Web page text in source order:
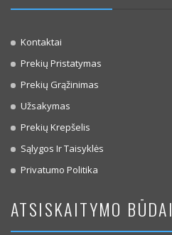
Kontaktai
Prekių Pristatymas
Prekių Grąžinimas
Užsakymas
Prekių Krepšelis
Sąlygos Ir Taisyklės
Privatumo Politika
ATSISKAITYMO BŪDAI